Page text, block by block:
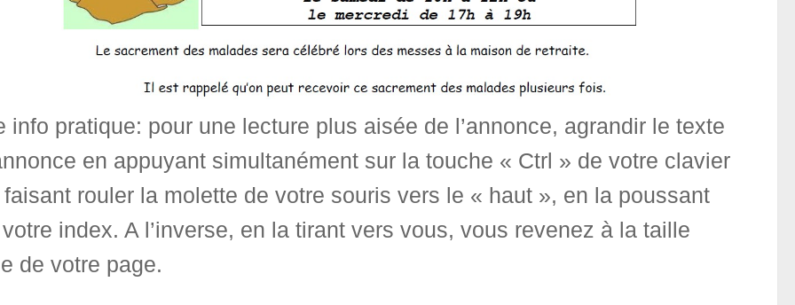
info pratique: pour une lecture plus aisée de l’annonce, agrandir le texte
en appuyant simultanément sur la touche « Ctrl » de votre clavier
faisant rouler la molette de votre souris vers le « haut », en la poussant
index. A l’inverse, en la tirant vers vous, vous revenez à la taille
de votre page.